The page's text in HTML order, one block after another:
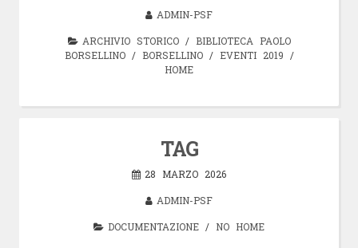
ADMIN-PSF
ARCHIVIO STORICO/ BIBLIOTECA PAOLO
BORSELLINO/ BORSELLINO/ EVENTI 2019 /
HOME
TAG
28 MARZO 2026
ADMIN-PSF
DOCUMENTAZIONE / NO HOME